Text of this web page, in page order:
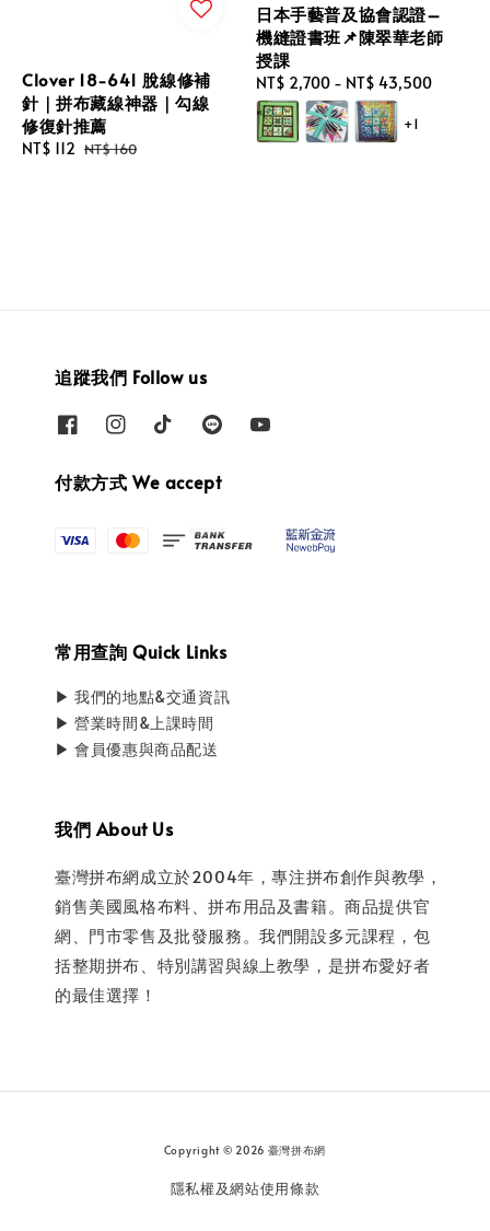
Clover 18-641 脫線修補
針｜拼布藏線神器｜勾線
修復針推薦
Sale
NT$ 112 Regular
NT$ 160
日本手藝普及協會認證–
機縫證書班📌陳翠華老師
授課
Regular
price
NT$ 2,700 - NT$ 43,500
+1
追蹤我們 Follow us
付款方式 We accept
常用查詢 Quick Links
▶ 我們的地點&交通資訊
▶ 營業時間&上課時間
▶ 會員優惠與商品配送
我們 About Us
臺灣拼布網成立於2004年，專注拼布創作與教學，
銷售美國風格布料、拼布用品及書籍。商品提供官
網、門市零售及批發服務。我們開設多元課程，包
括整期拼布、特別講習與線上教學，是拼布愛好者
的最佳選擇！
Copyright © 2026 臺灣拼布網
隱私權及網站使用條款